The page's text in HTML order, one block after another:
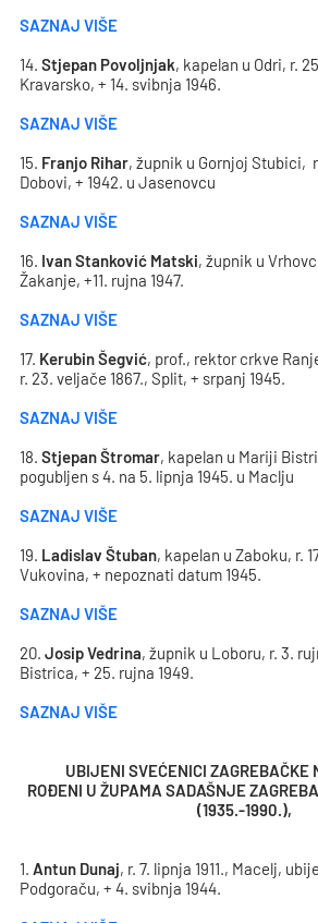
SAZNAJ VIŠE
14.Stjepan Povoljnjak, kapelan u Odri, r.
Kravarsko, + 14. svibnja 1946.
SAZNAJ VIŠE
15. Franjo Rihar, župnik u Gornjoj Stubici,
Dobovi, + 1942. u Jasenovcu
SAZNAJ VIŠE
16. Ivan Stanković Matski, župnik u
Žakanje, +11. rujna 1947.
SAZNAJ VIŠE
17. Kerubin Šegvić, prof., rektor crkve
r. 23. veljače 1867., Split, + srpanj 1945.
SAZNAJ VIŠE
18. Stjepan Štromar, kapelan u Mariji
pogubljen s 4. na 5. lipnja 1945. u Maclju
SAZNAJ VIŠE
19. Ladislav Štuban, kapelan u Zaboku, r.
Vukovina, + nepoznati datum 1945.
SAZNAJ VIŠE
20. Josip Vedrina, župnik u Loboru, r. 3.
Bistrica, + 25. rujna 1949.
SAZNAJ VIŠE
UBIJENI SVEĆENICI ZAGREBAČKE
ROĐENI U ŽUPAMA SADAŠNJE
(1935.-1990.),
1.Antun Dunaj, r. 7. lipnja 1911., Macelj,
Podgoraču, + 4. svibnja 1944.